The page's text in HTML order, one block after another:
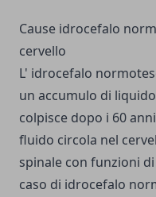
Cause idrocefalo
cervello
L' idrocefalo
un accumulo di
colpisce dopo i 60
fluido circola nel
spinale con funzioni
caso di idrocefalo